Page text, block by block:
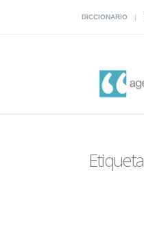
DICCIONARIO